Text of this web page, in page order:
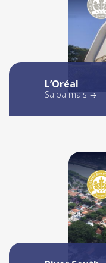
L’Oréal
Saiba mais